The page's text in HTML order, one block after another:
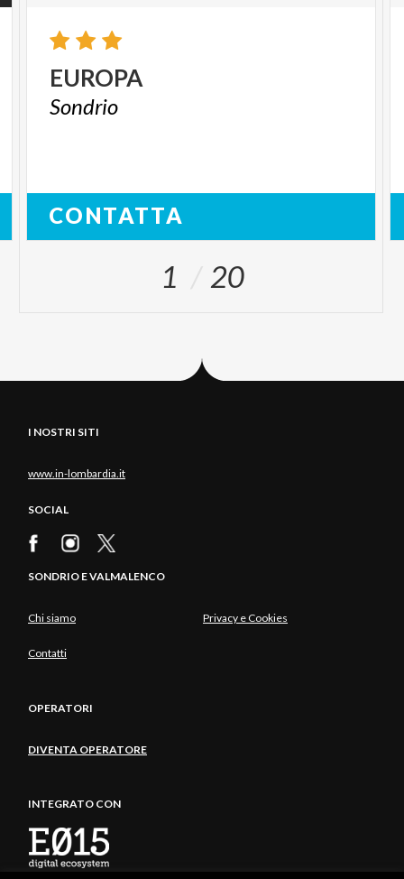
EUROPA
Sondrio
CONTATTA
1 20
I NOSTRI SITI
www.in-lombardia.it
SOCIAL
SONDRIO E VALMALENCO
Chi siamo Privacy e Cookies
Contatti
OPERATORI
DIVENTA OPERATORE
INTEGRATO CON